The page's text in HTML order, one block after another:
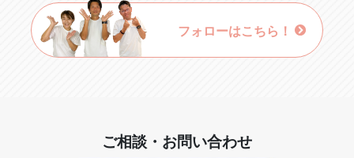
フォローはこちら！
ご相談・お問い合わせ